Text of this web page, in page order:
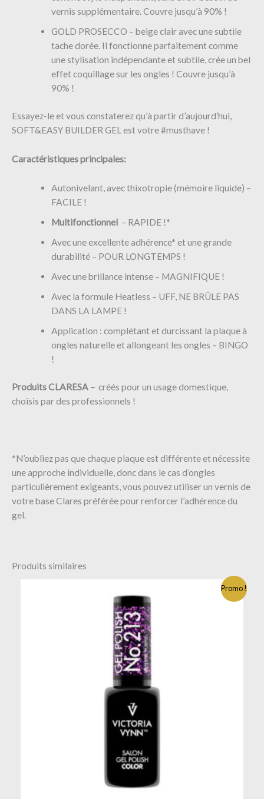
vernis supplémentaire. Couvre jusqu’à 90% !
GOLD PROSECCO – beige clair avec une subtile
tache dorée. Il fonctionne parfaitement comme
une stylisation indépendante et subtile, crée un bel
effet coquillage sur les ongles ! Couvre jusqu’à
90% !
Essayez-le et vous constaterez qu’à partir d’aujourd’hui,
SOFT&EASY BUILDER GEL est votre #musthave !
Caractéristiques principales:
Autonivelant, avec thixotropie (mémoire liquide) –
FACILE !
Multifonctionnel– RAPIDE !*
Avec une excellente adhérence* et une grande
durabilité – POUR LONGTEMPS !
Avec une brillance intense – MAGNIFIQUE !
Avec la formule Heatless – UFF, NE BRÛLE PAS
DANS LA LAMPE !
Application : complétant et durcissant la plaque à
ongles naturelle et allongeant les ongles – BINGO
!
Produits CLARESA – créés pour un usage domestique,
choisis par des professionnels !
*N’oubliez pas que chaque plaque est différente et nécessite
une approche individuelle, donc dans le cas d’ongles
particulièrement exigeants, vous pouvez utiliser un vernis de
votre base Clares préférée pour renforcer l’adhérence du
gel.
Produits similaires
Promo !